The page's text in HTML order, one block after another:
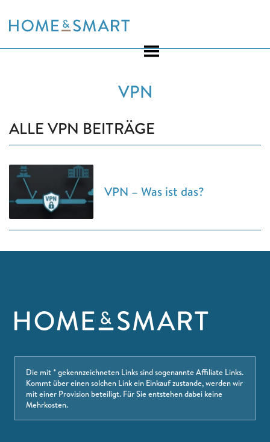
to
VPN
ALLE VPN BEITRÄGE
VPN – Was ist das?
Die mit * gekennzeichneten Links sind sogenannte Affiliate Links.
Kommt über einen solchen Link ein Einkauf zustande, werden wir
mit einer Provision beteiligt. Für Sie entstehen dabei keine
Mehrkosten.